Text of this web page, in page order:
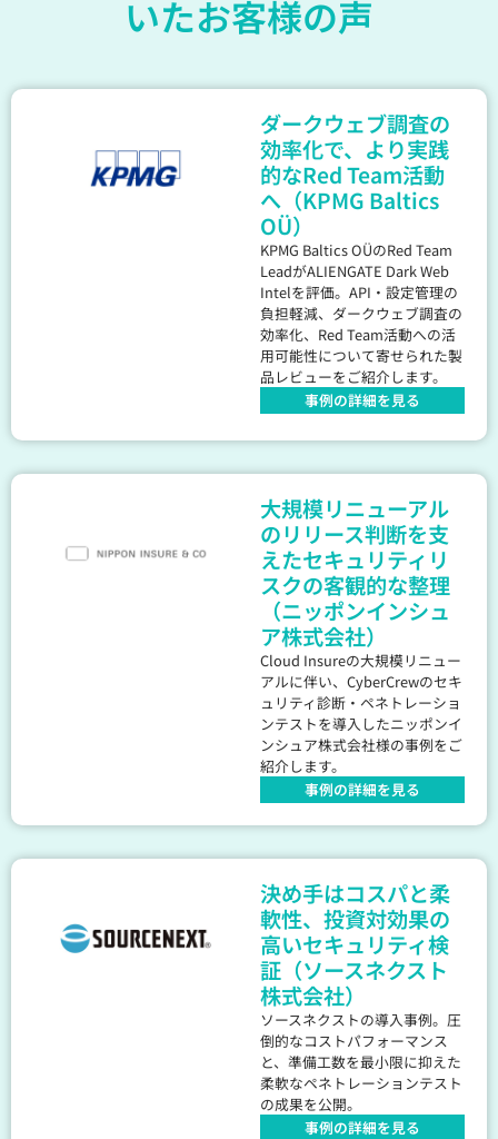
いたお客様の声
ダークウェブ調査の
効率化で、より実践
的なRed Team活動
へ（KPMG Baltics
OÜ）
KPMG Baltics OÜのRed Team
LeadがALIENGATE Dark Web
Intelを評価。API・設定管理の
負担軽減、ダークウェブ調査の
効率化、Red Team活動への活
用可能性について寄せられた製
品レビューをご紹介します。
事例の詳細を見る
大規模リニューアル
のリリース判断を支
えたセキュリティリ
スクの客観的な整理
（ニッポンインシュ
ア株式会社）
Cloud Insureの大規模リニュー
アルに伴い、CyberCrewのセキ
ュリティ診断・ペネトレーショ
ンテストを導入したニッポンイ
ンシュア株式会社様の事例をご
紹介します。
事例の詳細を見る
決め手はコスパと柔
軟性、投資対効果の
高いセキュリティ検
証（ソースネクスト
株式会社）
ソースネクストの導入事例。圧
倒的なコストパフォーマンス
と、準備工数を最小限に抑えた
柔軟なペネトレーションテスト
の成果を公開。
事例の詳細を見る